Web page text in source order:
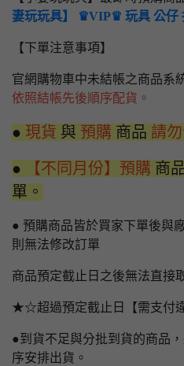
妻玩玩具】 ♛VIP♛ 玩具 公仔
【下單注意事項】
官網購物車中未結帳之商品系
依照結帳先後順序配貨。
● 現貨 與 預購 商品 請
● 【不同月份】預購 商
單。
● 預購商品皆於買家下單後與
則無法修改訂單
商品預定截止日之後無法直接
★☆超過預定截止日【需支付
●到貨不足與分批到貨的商品
序安排出貨。